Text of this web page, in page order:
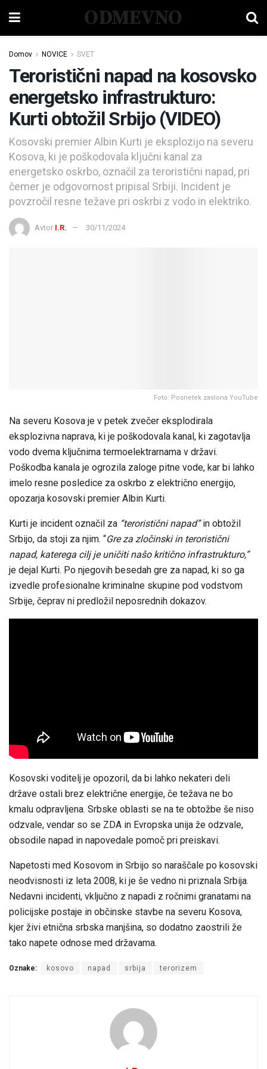
ODMEVNO
Domov NOVICE SVET
Teroristični napad na kosovsko
energetsko infrastrukturo:
Kurti obtožil Srbijo (VIDEO)
Kosovski premier Albin Kurti je eksplozijo na severu
Kosova, ki je poškodovala ključni kanal za
energetsko oskrbo, označil za teroristični napad, pri
čemer je odgovornost pripisal Srbiji. Incident je
povzročil resne težave pri oskrbi z vodo in elektriko.
Avtor I.R. 30/11/2024
Foto: Posnetek zaslona YouTube
Na severu Kosova je v petek zvečer eksplodirala
eksplozivna naprava, ki je poškodovala kanal, ki zagotavlja
vodo dvema ključnima termoelektrarnama v državi.
Poškodba kanala je ogrozila zaloge pitne vode, kar bi lahko
imelo resne posledice za oskrbo z električno energijo,
opozarja kosovski premier Albin Kurti.
Kurti je incident označil za “teroristični napad”in obtožil
Srbijo, da stoji za njim. “Gre za zločinski in teroristični
napad, katerega cilj je uničiti našo kritično infrastrukturo,”
je dejal Kurti. Po njegovih besedah gre za napad, ki so ga
izvedle profesionalne kriminalne skupine pod vodstvom
Srbije, čeprav ni predložil neposrednih dokazov.
Kosovski voditelj je opozoril, da bi lahko nekateri deli
države ostali brez električne energije, če težava ne bo
kmalu odpravljena. Srbske oblasti se na te obtožbe še niso
odzvale, vendar so se ZDA in Evropska unija že odzvale,
obsodile napad in napovedale pomoč pri preiskavi.
Napetosti med Kosovom in Srbijo so naraščale po kosovski
neodvisnosti iz leta 2008, ki je še vedno ni priznala Srbija.
Nedavni incidenti, vključno z napadi z ročnimi granatami na
policijske postaje in občinske stavbe na severu Kosova,
kjer živi etnična srbska manjšina, so dodatno zaostrili že
tako napete odnose med državama.
Oznake: kosovo napad srbija terorizem